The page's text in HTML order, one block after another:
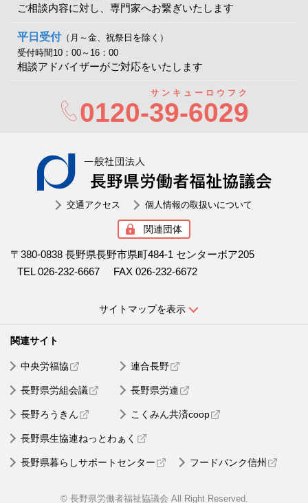
ご相談内容に対し、専門家へお繋ぎいたします
平日受付（月～金、祝祭日を除く）
受付時間10：00～16：00
相談アドバイザーがご対応をいたします
0120-39-6029
サンキューロウフク
交通アクセス 個人情報の取扱いについて
関連団体
〒380-0838 長野県長野市県町484-1 センターボア205
TEL 026-232-6667
FAX 026-232-6672
サイトマップを表示
中央労福協 連合長野
長野県労組会議 長野県労連
長野ろうきん こくみん共済coop
長野県生協連ねっとわぁく
長野県暮らしサポートセンター フードバンク信州
© 長野県労働者福祉協議会 All Right Reserved.